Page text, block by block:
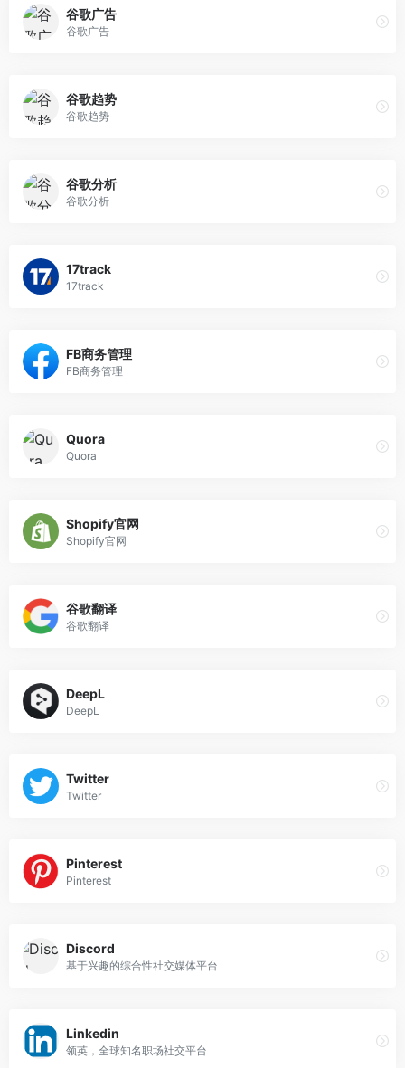
谷歌广告
谷歌广告
谷歌趋势
谷歌趋势
谷歌分析
谷歌分析
17track
17track
FB商务管理
FB商务管理
Quora
Quora
Shopify官网
Shopify官网
谷歌翻译
谷歌翻译
DeepL
DeepL
Twitter
Twitter
Pinterest
Pinterest
Discord
基于兴趣的综合性社交媒体平台
Linkedin
领英，全球知名职场社交平台